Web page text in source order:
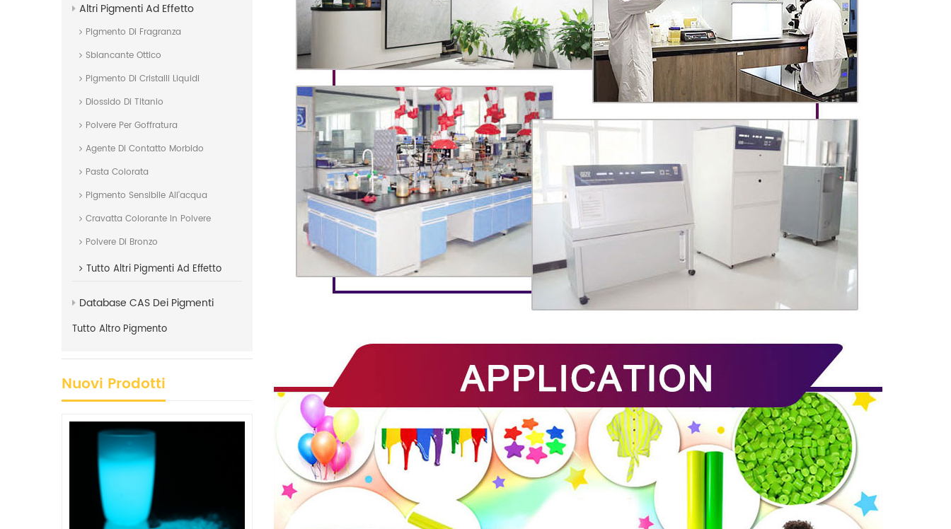
Altri Pigmenti Ad Effetto
Pigmento Di Fragranza
Sbiancante Ottico
Pigmento Di Cristalli Liquidi
Diossido Di Titanio
Polvere Per Goffratura
Agente Di Contatto Morbido
Pasta Colorata
Pigmento Sensibile All'acqua
Cravatta Colorante In Polvere
Polvere Di Bronzo
Tutto Altri Pigmenti Ad Effetto
Database CAS Dei Pigmenti
Tutto Altro Pigmento
Nuovi Prodotti